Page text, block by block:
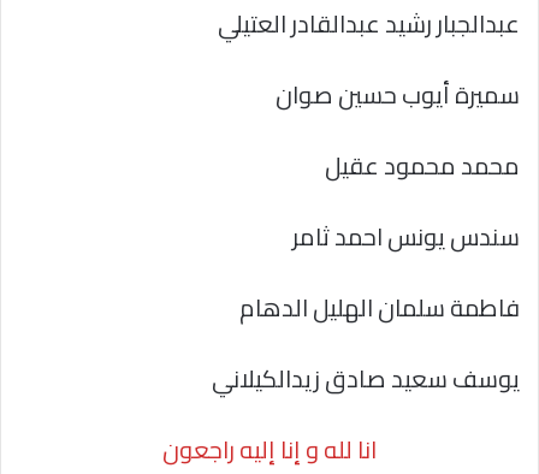
عبدالجبار رشيد عبدالقادر العتيلي
سميرة أيوب حسين صوان
محمد محمود عقيل
سندس يونس احمد ثامر
فاطمة سلمان الهليل الدهام
يوسف سعيد صادق زيدالكيلاني
انا لله و إنا إليه راجعون